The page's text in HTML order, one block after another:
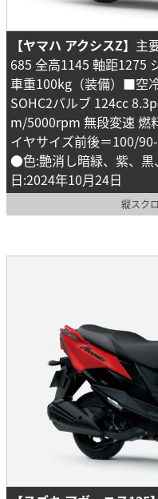
【ヤマハ アクシスZ】 主
685 全高1145 軸距1275
車重100kg（装備）■空
SOHC2バルブ 124cc
m/5000rpm 無段変速 燃
イヤサイズ前後＝100/
●色:艶消し暗緑、紫、
日:2024年10月24日
縦スク